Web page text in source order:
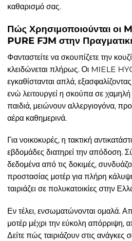
καθαρισμό σας.
Πώς Χρησιμοποιούνται οι
PURE FJM στην
Φανταστείτε να σκουπίζετε την
κλειδώνεται πλήρως. Οι MIELE
εγκαθίστανται απλά,
ενώ λειτουργεί η σκούπα σε χαμηλή
παιδιά, μειώνουν αλλεργιογόνα,
αέρα καθημερινά.
Για νοικοκυρές, η τακτική
εβδομάδες διατηρεί την απόδοση.
δεδομένα από τις δοκιμές,
προστασίας μοτέρ για πλήρη
ταιριάζει σε πολυκατοικίες στην
Εν τέλει, ενσωματώνονται ομαλά.
μοτέρ μέχρι την εύκολη απόρριψη,
Δείτε πώς ταιριάζουν στις